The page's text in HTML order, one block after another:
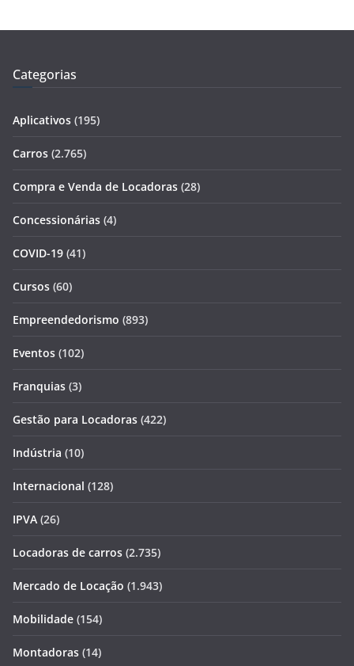
Categorias
Aplicativos (195)
Carros (2.765)
Compra e Venda de Locadoras (28)
Concessionárias (4)
COVID-19 (41)
Cursos (60)
Empreendedorismo (893)
Eventos (102)
Franquias (3)
Gestão para Locadoras (422)
Indústria (10)
Internacional (128)
IPVA (26)
Locadoras de carros (2.735)
Mercado de Locação (1.943)
Mobilidade (154)
Montadoras (14)